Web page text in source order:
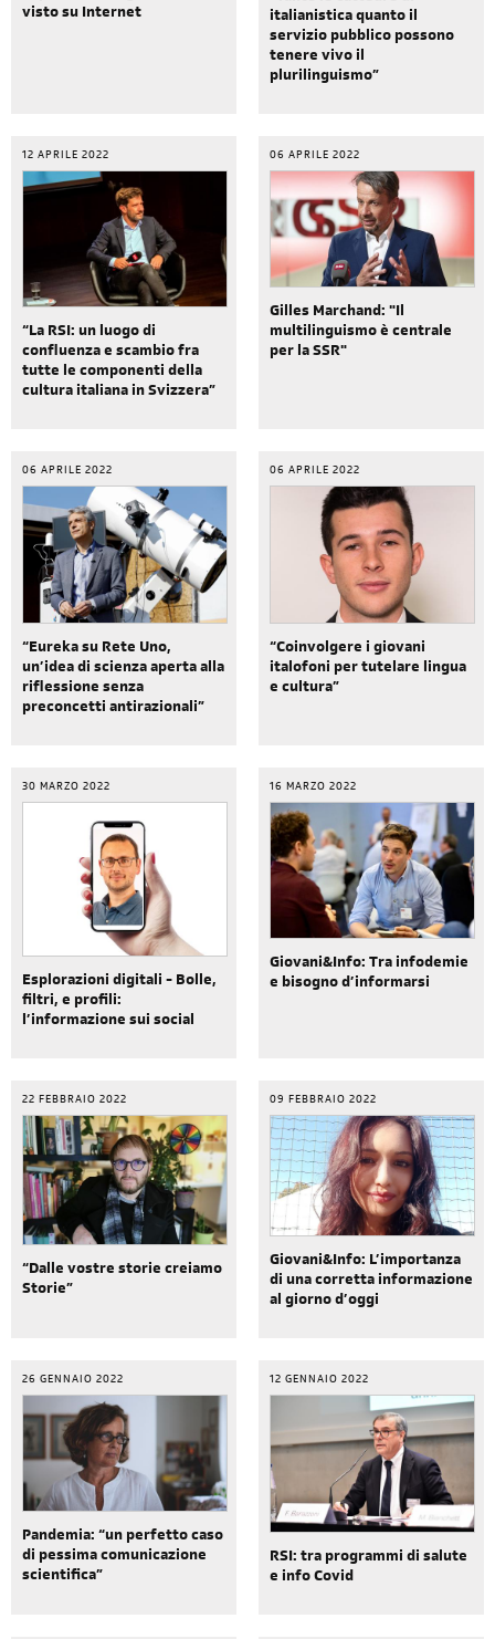
visto su Internet
italianistica quanto il
servizio pubblico possono
tenere vivo il
plurilinguismo”
12 APRILE 2022
“La RSI: un luogo di
confluenza e scambio fra
tutte le componenti della
cultura italiana in Svizzera”
06 APRILE 2022
Gilles Marchand: "Il
multilinguismo è centrale
per la SSR"
06 APRILE 2022
“Eureka su Rete Uno,
un’idea di scienza aperta alla
riflessione senza
preconcetti antirazionali”
06 APRILE 2022
“Coinvolgere i giovani
italofoni per tutelare lingua
e cultura”
30 MARZO 2022
Esplorazioni digitali - Bolle,
filtri, e profili:
l’informazione sui social
16 MARZO 2022
Giovani&Info: Tra infodemie
e bisogno d’informarsi
22 FEBBRAIO 2022
“Dalle vostre storie creiamo
Storie”
09 FEBBRAIO 2022
Giovani&Info: L’importanza
di una corretta informazione
al giorno d’oggi
26 GENNAIO 2022
Pandemia: “un perfetto caso
di pessima comunicazione
scientifica”
12 GENNAIO 2022
RSI: tra programmi di salute
e info Covid